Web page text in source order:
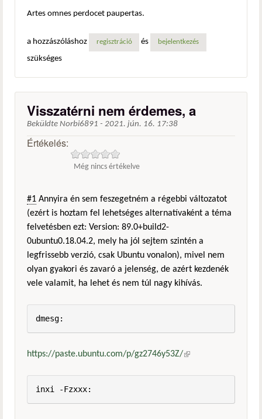
Artes omnes perdocet paupertas.
a hozzászóláshoz regisztráció és bejelentkezés
szükséges
Visszatérni nem érdemes, a
Beküldte Norbi6891 - 2021. jún. 16. 17:38
Értékelés:
Még nincs értékelve
#1 Annyira én sem feszegetném a régebbi változatot
(ezért is hoztam fel lehetséges alternatívaként a téma
felvetésben ezt: Version: 89.0+build2-
0ubuntu0.18.04.2, mely ha jól sejtem szintén a
legfrissebb verzió, csak Ubuntu vonalon), mivel nem
olyan gyakori és zavaró a jelenség, de azért kezdenék
vele valamit, ha lehet és nem túl nagy kihívás.
dmesg:
https://paste.ubuntu.com/p/gz2746y53Z/(külső
inxi -Fzxxx: